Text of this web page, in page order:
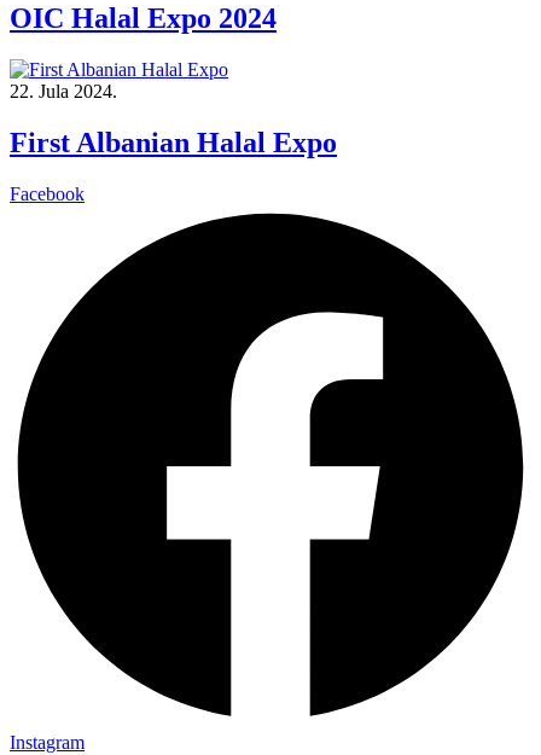
OIC Halal Expo 2024
22. Jula 2024.
First Albanian Halal Expo
Facebook
Instagram